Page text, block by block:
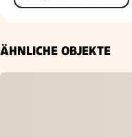
ÄHNLICHE OBJEKTE